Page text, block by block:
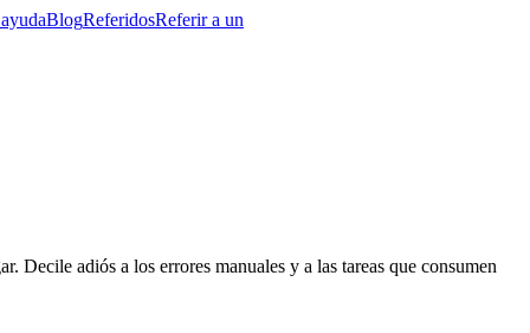
BlogReferidosReferir a un
adiós a los errores manuales y a las tareas que consumen